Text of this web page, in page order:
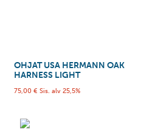
OHJAT USA HERMANN OAK
HARNESS LIGHT
75,00 € Sis. alv 25,5%